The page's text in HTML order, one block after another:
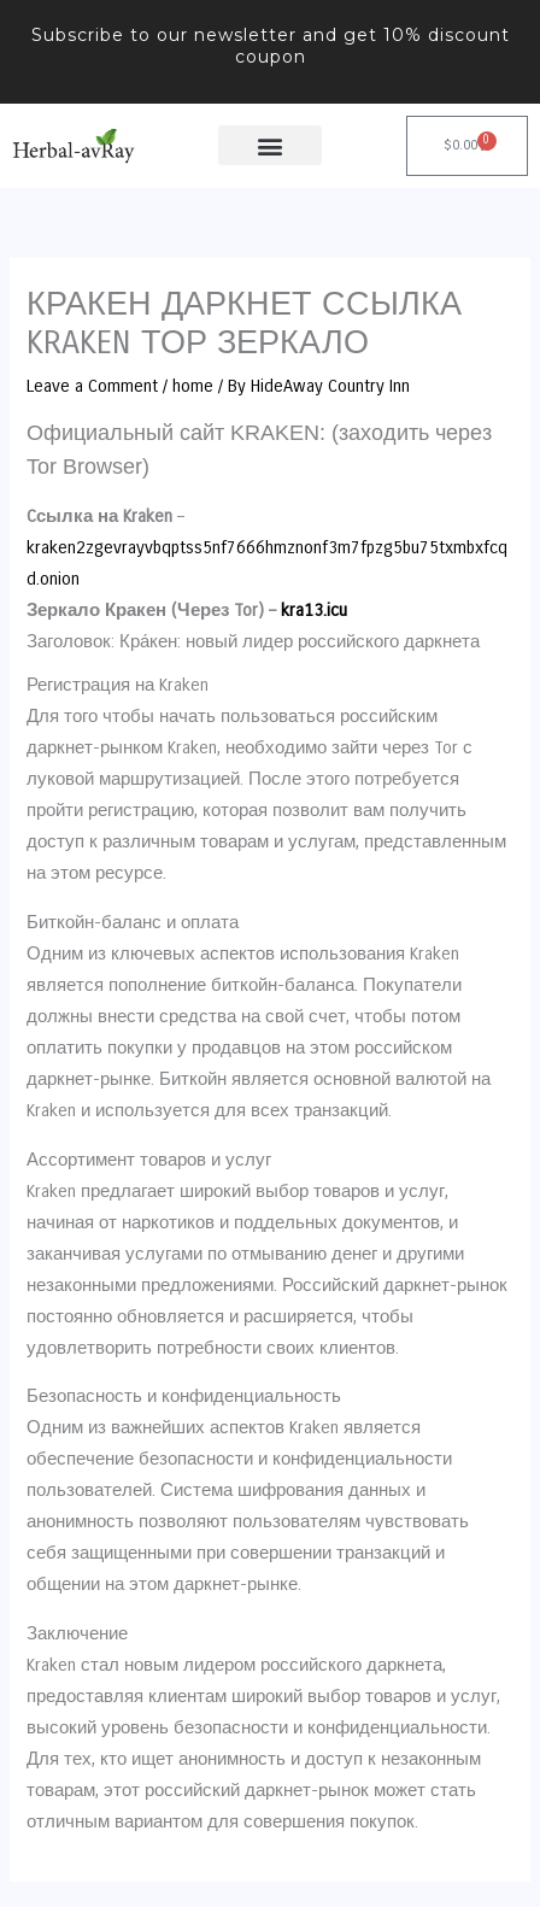
Subscribe to our newsletter and get 10% discount
coupon
$0.00 0
Cart
КРАКЕН ДАРКНЕТ ССЫЛКА
KRAKEN ТОР ЗЕРКАЛО
Leave a Comment / home / ByHideAway Country Inn
Официальный сайт KRAKEN: (заходить через
Tor Browser)
Cсылка на Kraken –
kraken2zgevrayvbqptss5nf7666hmznonf3m7fpzg5bu75txmbxfcq
d.onion
Зеркало Кракен (Через Tor) – kra13.icu
Заголовок: Кра́кен: новый лидер российского даркнета
Регистрация на Kraken
Для того чтобы начать пользоваться российским
даркнет-рынком Kraken, необходимо зайти через Tor с
луковой маршрутизацией. После этого потребуется
пройти регистрацию, которая позволит вам получить
доступ к различным товарам и услугам, представленным
на этом ресурсе.
Биткойн-баланс и оплата
Одним из ключевых аспектов использования Kraken
является пополнение биткойн-баланса. Покупатели
должны внести средства на свой счет, чтобы потом
оплатить покупки у продавцов на этом российском
даркнет-рынке. Биткойн является основной валютой на
Kraken и используется для всех транзакций.
Ассортимент товаров и услуг
Kraken предлагает широкий выбор товаров и услуг,
начиная от наркотиков и поддельных документов, и
заканчивая услугами по отмыванию денег и другими
незаконными предложениями. Российский даркнет-рынок
постоянно обновляется и расширяется, чтобы
удовлетворить потребности своих клиентов.
Безопасность и конфиденциальность
Одним из важнейших аспектов Kraken является
обеспечение безопасности и конфиденциальности
пользователей. Система шифрования данных и
анонимность позволяют пользователям чувствовать
себя защищенными при совершении транзакций и
общении на этом даркнет-рынке.
Заключение
Kraken стал новым лидером российского даркнета,
предоставляя клиентам широкий выбор товаров и услуг,
высокий уровень безопасности и конфиденциальности.
Для тех, кто ищет анонимность и доступ к незаконным
товарам, этот российский даркнет-рынок может стать
отличным вариантом для совершения покупок.